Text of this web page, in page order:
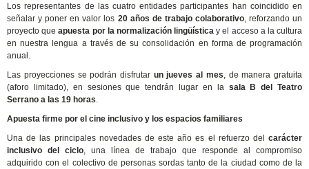
Los representantes de las cuatro entidades participantes han coincidido en
señalar y poner en valor los 20 años de trabajo colaborativo, reforzando un
proyecto queapuesta por la normalización lingüística y el acceso a la cultura
en nuestra lengua a través de su consolidación en forma de programación
anual.
Las proyecciones se podrán disfrutar un jueves al mes , de manera gratuita
(aforo limitado), en sesiones que tendrán lugar en la sala B del Teatro
Serrano a las 19 horas
Apuesta firme por el cine inclusivo y los espacios familiares
Una de las principales novedades de este año es el refuerzo delcarácter
inclusivo del ciclo , una línea de trabajo que responde al compromiso
adquirido con el colectivo de personas sordas tanto de la ciudad como de la